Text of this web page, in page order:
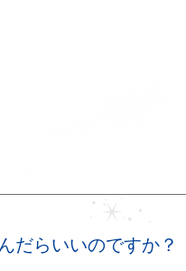
だらいいのですか？